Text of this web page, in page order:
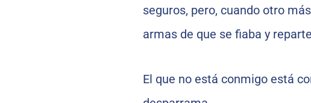
seguros, pero, cuando otro
armas de que se fiaba y
El que no está conmigo está